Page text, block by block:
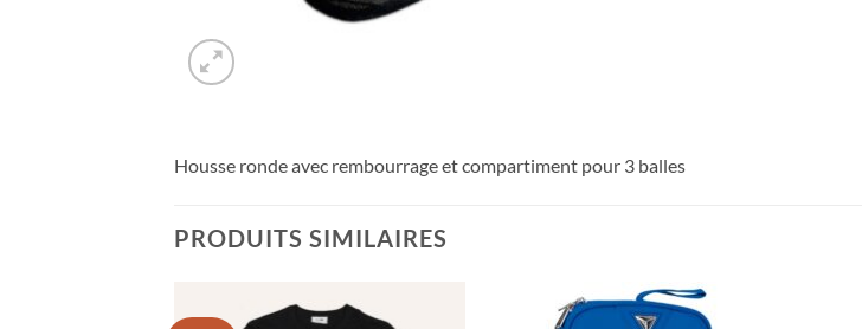
Housse ronde avec rembourrage et compartiment pour 3 balles
PRODUITS SIMILAIRES